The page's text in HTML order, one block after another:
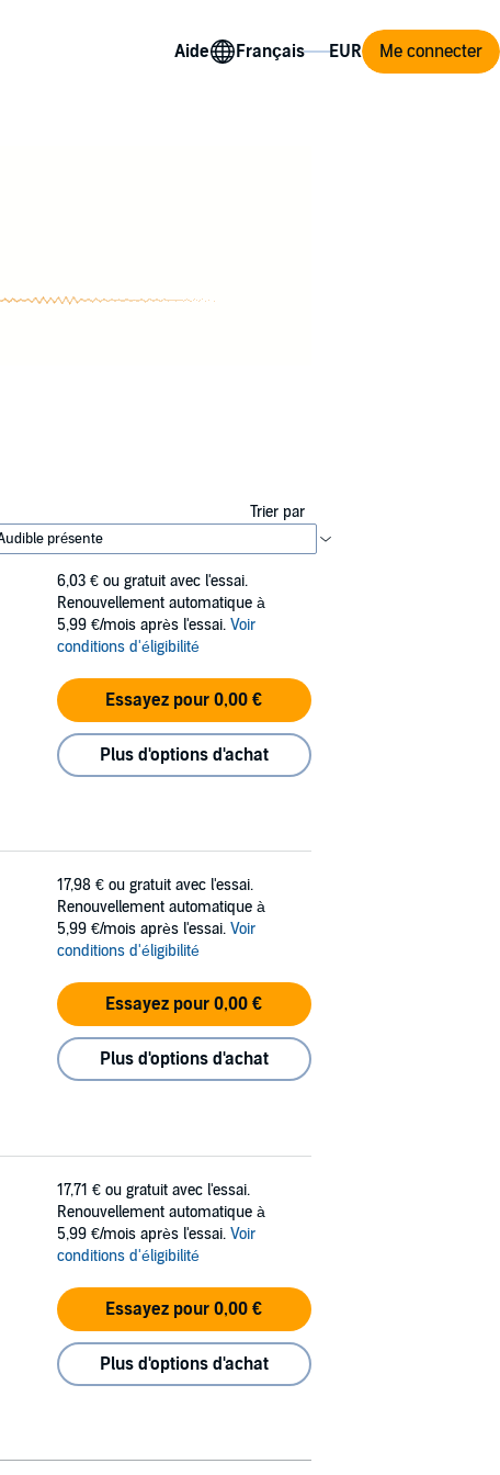
Aide Me connecter
Trier par
6,03 € ou gratuit avec l'essai.
Renouvellement automatique à
5,99 €/mois après l'essai. Voir
conditions d'éligibilité
Essayez pour 0,00 €
Plus d'options d'achat
17,98 € ou gratuit avec l'essai.
Renouvellement automatique à
5,99 €/mois après l'essai. Voir
conditions d'éligibilité
Essayez pour 0,00 €
Plus d'options d'achat
17,71 € ou gratuit avec l'essai.
Renouvellement automatique à
5,99 €/mois après l'essai. Voir
conditions d'éligibilité
Essayez pour 0,00 €
Plus d'options d'achat